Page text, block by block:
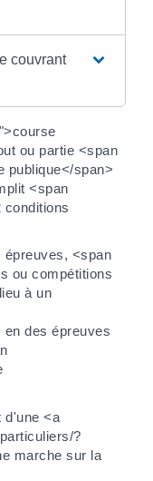
couvrant
ou partie <span
publique</span>
<span
épreuves, <span
ou compétitions
à un
des épreuves
d'une <a
?
marche sur la